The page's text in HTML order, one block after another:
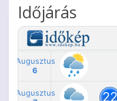
Időjárás